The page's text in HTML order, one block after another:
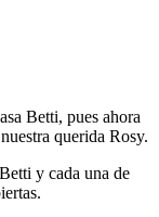
Betti, pues ahora
querida Rosy.
y cada una de